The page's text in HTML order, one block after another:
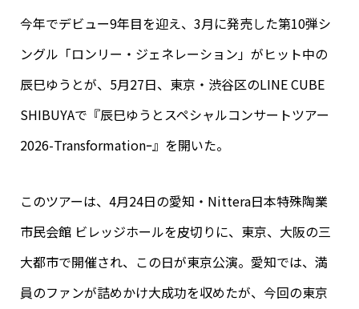
今年でデビュー9年目を迎え、3月に発売した第10弾シ
ングル「ロンリー・ジェネレーション」がヒット中の
辰巳ゆうとが、5月27日、東京・渋谷区のLINE CUBE
SHIBUYAで『辰巳ゆうとスペシャルコンサートツアー
2026-Transformationｰ』を開いた。
このツアーは、4月24日の愛知・Nittera日本特殊陶業
市民会館 ビレッジホールを皮切りに、東京、大阪の三
大都市で開催され、この日が東京公演。愛知では、満
員のファンが詰めかけ大成功を収めたが、今回の東京